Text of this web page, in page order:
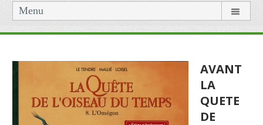
Menu
AVANT
LA
QUETE
DE